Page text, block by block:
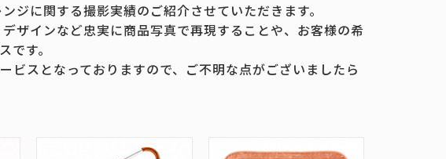
に関する撮影実績のご紹介させていただきます。
ザインなど忠実に商品写真で再現することや、お客様の希
す。
ビスとなっておりますので、ご不明な点がございましたら